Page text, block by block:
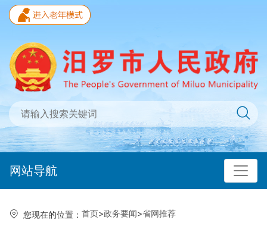
网站导航
您现在的位置： 首页>政务要闻>省网推荐